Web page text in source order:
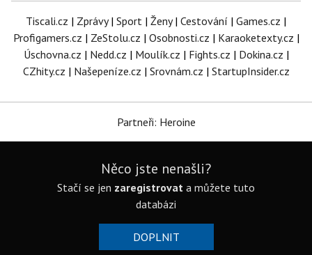
Tiscali.cz | Zprávy| Sport | Ženy| Cestování | Games.cz |
Profigamers.cz | ZeStolu.cz | Osobnosti.cz | Karaoketexty.cz |
Úschovna.cz | Nedd.cz | Moulík.cz | Fights.cz | Dokina.cz |
CZhity.cz | Našepeníze.cz | Srovnám.cz | StartupInsider.cz
Partneři: Heroine
Něco jste nenašli?
Stačí se jen zaregistrovat a můžete tuto
databázi
DOPLNIT